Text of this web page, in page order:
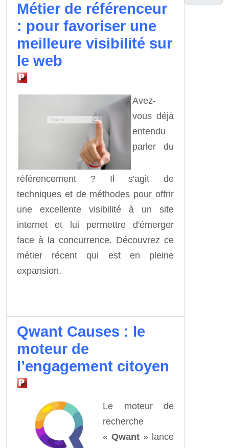
Métier de référenceur
: pour favoriser une
meilleure visibilité sur
le web
Avez-
vous déjà
entendu
parler du
référencement ? Il s'agit de
techniques et de méthodes pour offrir
une excellente visibilité à un site
internet et lui permettre d'émerger
face à la concurrence. Découvrez ce
métier récent qui est en pleine
expansion.
Qwant Causes : le
moteur de
l’engagement citoyen
Le moteur de
recherche
« Qwant » lance